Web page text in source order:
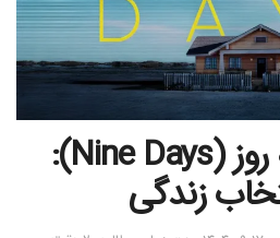
پیشنهاد فیلم نه روز (Nine Days):
زندگی